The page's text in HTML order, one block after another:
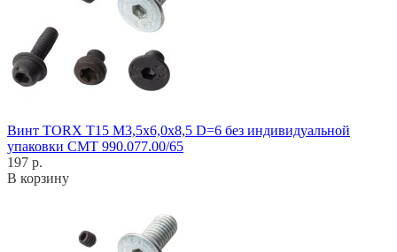
Винт TORX T15 M3,5x6,0x8,5 D=6 без индивидуальной
упаковки CMT 990.077.00/65
197 р.
В корзину